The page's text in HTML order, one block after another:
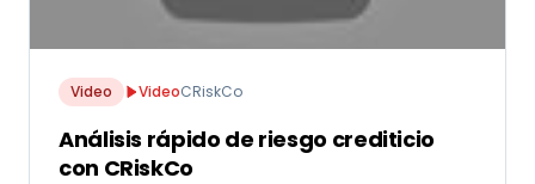
Video VideoCRiskCo
Análisis rápido de riesgo crediticio
con CRiskCo